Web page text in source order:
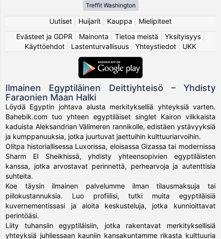
Treffit Washington
Uutiset Huijarit Kauppa
Mielipiteet
Evästeet ja GDPR
Mainonta Tietoa meistä Yksityisyys|
Käyttöehdot
Lastenturvallisuus Yhteystiedot UKK
Ilmainen Egyptiläinen Deittiyhteisö – Yhdisty
Faraonien Maan Halki
Löydä Egyptin johtava alusta merkitykselliä yhteyksiä varten.
Bahebik.com tuo yhteen egyptiläiset singlet Kairon vilkkaista
kaduista Aleksandrian Välimeren rannikolle, edistäen ystävyyksiä
ja kumppanuuksia, jotka juurtuvat jaettuihin kulttuuriarvoihin.
Olitpa historiallisessa Luxorissa, eloisassa Gizassa tai modernissa
Sharm El Sheikhissä, yhdisty yhteensopivien egyptiläisten
kanssa, jotka arvostavat perinnettä, perhearvoja ja autenttisia
suhteita.
Koe täysin ilmainen palvelumme ilman tilausmaksuja tai
piilokustannuksia. Luo profiilisi, tutki muita egyptiläisiä
kuvernementissasi ja aloita keskusteluja, jotka kunnioittavat
perintöäsi.
Liity tuhansiin egyptiläisiin, jotka rakentavat merkityksellisiä
yhteyksiä juhliessaan kauniin kansakuntamme rikasta kulttuuria